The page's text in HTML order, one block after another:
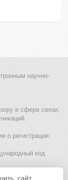
научно-
в сфере связи,
о регистрации:
код
сайт